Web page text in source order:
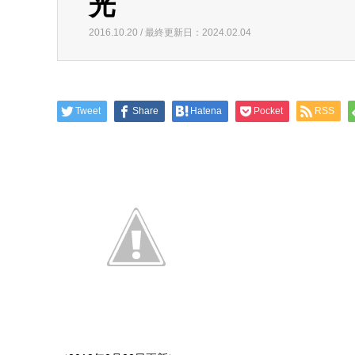
2016.10.20 / 最終更新日：2024.02.04
Tweet Share Hatena Pocket RSS